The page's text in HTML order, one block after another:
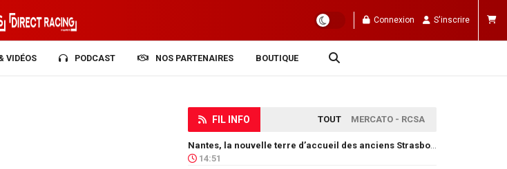
Connexion S'inscrire
VIDÉOS PODCAST NOS PARTENAIRES BOUTIQUE
FIL INFO TOUT MERCATO - RCSA
14:51